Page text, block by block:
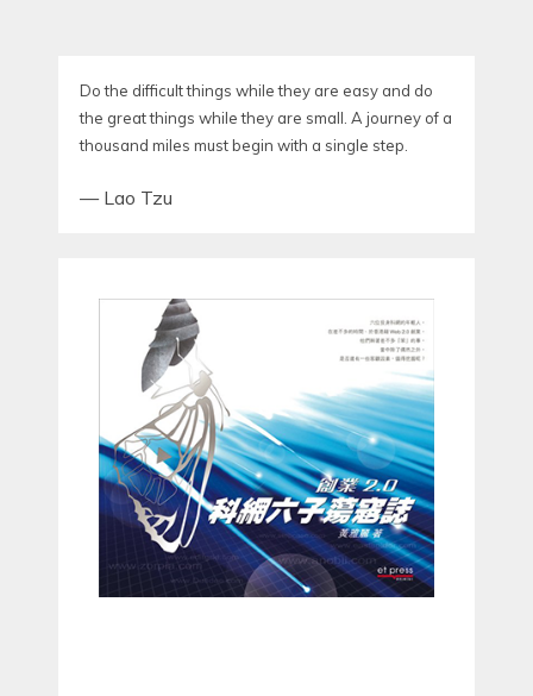
Do the difficult things while they are easy and do
the great things while they are small. A journey of a
thousand miles must begin with a single step.
— Lao Tzu